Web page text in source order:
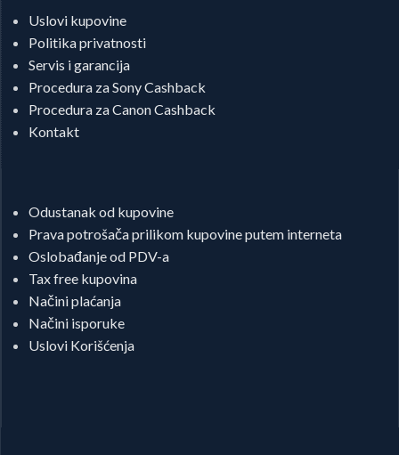
Uslovi kupovine
Politika privatnosti
Servis i garancija
Procedura za Sony Cashback
Procedura za Canon Cashback
Kontakt
Odustanak od kupovine
Prava potrošača prilikom kupovine putem interneta
Oslobađanje od PDV-a
Tax free kupovina
Načini plaćanja
Načini isporuke
Uslovi Korišćenja